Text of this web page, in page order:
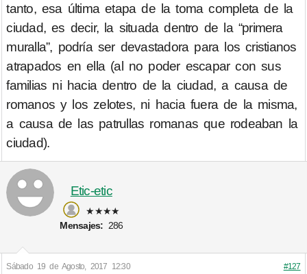
tanto, esa última etapa de la toma completa de la
ciudad, es decir, la situada dentro de la “primera
muralla”, podría ser devastadora para los cristianos
atrapados en ella (al no poder escapar con sus
familias ni hacia dentro de la ciudad, a causa de
romanos y los zelotes, ni hacia fuera de la misma,
a causa de las patrullas romanas que rodeaban la
ciudad).
Etic-etic
★★★★
Mensajes: 286
Sábado 19 de Agosto, 2017 12:30 #127